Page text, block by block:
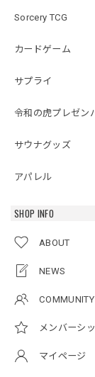
Sorcery TCG
カードゲーム
サプライ
令和の虎プレゼン
サウナグッズ
アパレル
SHOP INFO
ABOUT
NEWS
COMMUNITY
メンバーシ
マイページ